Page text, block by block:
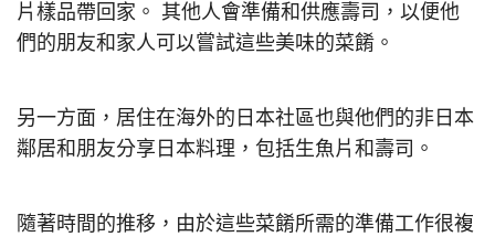
片樣品帶回家。 其他人會準備和供應壽司，以便他
們的朋友和家人可以嘗試這些美味的菜餚。
另一方面，居住在海外的日本社區也與他們的非日本
鄰居和朋友分享日本料理，包括生魚片和壽司。
隨著時間的推移，由於這些菜餚所需的準備工作很複